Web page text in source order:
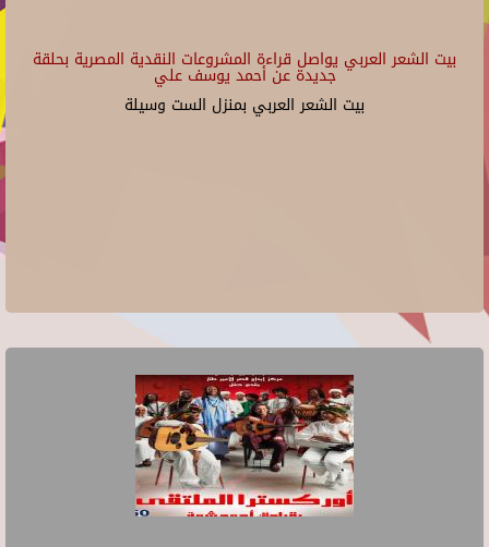
بيت الشعر العربي يواصل قراءة المشروعات النقدية المصرية بحلقة
جديدة عن أحمد يوسف علي
بيت الشعر العربي بمنزل الست وسيلة